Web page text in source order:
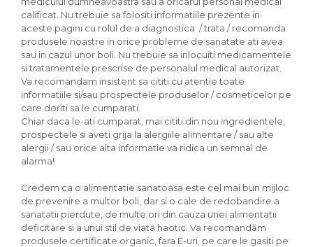
calificat. Nu trebuie sa folositi informatiile prezente in
aceste pagini cu rolul de a diagnostica / trata / recomanda
produsele noastre in orice probleme de sanatate ati avea
sau in cazul unor boli. Nu trebuie sa inlocuiti medicamentele
si tratamentele prescrise de personalul medical autorizat.
Va recomandam insistent sa cititi cu atentie toate
informatiile si/sau prospectele produselor / cosmeticelor pe
care doriti sa le cumparati.
Chiar daca le-ati cumparat, mai cititi din nou ingredientele,
prospectele si aveti grija la alergiile alimentare / sau alte
alergii / sau orice alta informatie va ridica un semnal de
alarma!
Credem ca o alimentatie sanatoasa este cel mai bun mijloc
de prevenire a multor boli, dar si o cale de redobandire a
sanatatii pierdute, de multe ori din cauza unei alimentatii
deficitare si a unui stil de viata haotic. Va recomandăm
produsele certificate organic, fara E-uri, pe care le gasiti pe